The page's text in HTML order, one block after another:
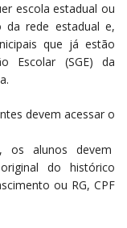
escola estadual ou
da rede estadual e,
que já estão
Escolar (SGE) da
devem acessar o
os alunos devem
do histórico
ou RG, CPF